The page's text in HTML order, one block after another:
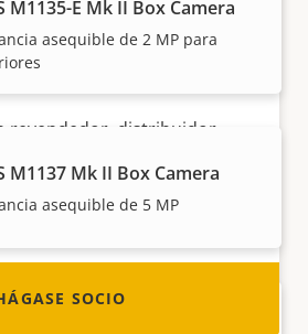
M1135-E Mk II Box Camera
asequible de 2 MP para
M1137 Mk II Box Camera
asequible de 5 MP
revendedor, distribuidor,
los países del mundo.
convertirse en uno de ellos!
SOCIO